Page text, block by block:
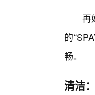
再
的
畅。
清洁